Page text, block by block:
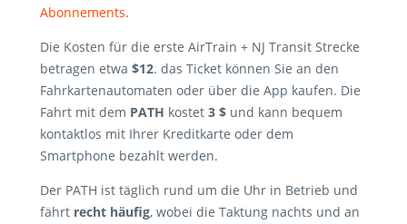
Abonnements.
Die Kosten für die erste AirTrain + NJ Transit Strecke
betragen etwa $12. das Ticket können Sie an den
Fahrkartenautomaten oder über die App kaufen. Die
Fahrt mit dem PATH kostet 3 $ und kann bequem
kontaktlos mit Ihrer Kreditkarte oder dem
Smartphone bezahlt werden.
Der PATH ist täglich rund um die Uhr in Betrieb und
fährt recht häufig, wobei die Taktung nachts und an